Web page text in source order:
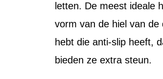
letten. De meest ideale
vorm van de hiel van
hebt die anti-slip heeft,
bieden ze extra steun.